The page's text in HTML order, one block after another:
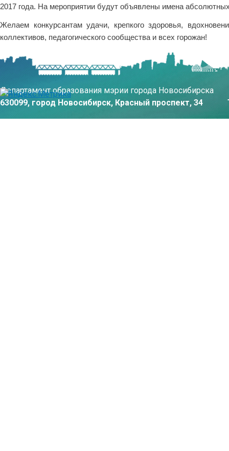
2017 года. На мероприятии будут объявлены имена
Желаем конкурсантам удачи, крепкого здоровья,
коллективов, педагогического сообщества и всех горожан!
Департамент образования мэрии города Новосибирска
630099, город Новосибирск, Красный проспект, 34